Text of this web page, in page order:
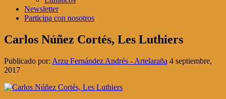
Newsletter
Participa con nosotros
Carlos Núñez Cortés, Les Luthiers
Publicado por: Arzu Fernández Andrés - Artelaraña 4 septiembre,
2017